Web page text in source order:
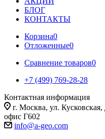
БЛОГ
КОНТАКТЫ
Корзина0
Отложенные0
Сравнение товаров0
+7 (499) 769-28-28
Контактная информация
г. Москва, ул.
офис Г602
info@a-geo.com